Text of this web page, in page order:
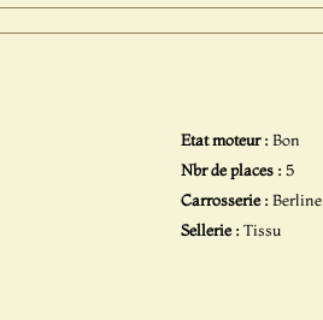
Etat moteur :Bon
Nbr de places : 5
Carrosserie :Berline
Sellerie :Tissu